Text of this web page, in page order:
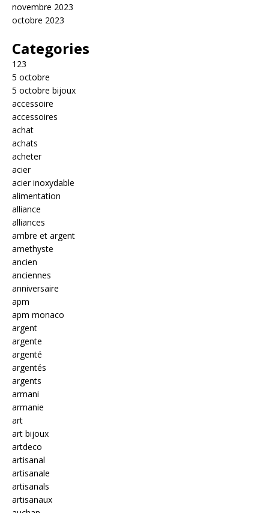
novembre 2023
octobre 2023
Categories
123
5 octobre
5 octobre bijoux
accessoire
accessoires
achat
achats
acheter
acier
acier inoxydable
alimentation
alliance
alliances
ambre et argent
amethyste
ancien
anciennes
anniversaire
apm
apm monaco
argent
argente
argenté
argentés
argents
armani
armanie
art
art bijoux
artdeco
artisanal
artisanale
artisanals
artisanaux